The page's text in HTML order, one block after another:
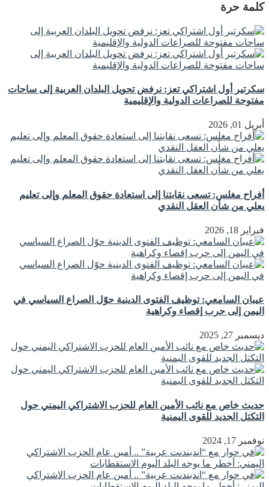
كلمة حرة
سكرتير أول اشتراكي تعز: نرفض تحويل البلدان العربية إلى ساحات
مفتوحة للصراعات الدولية والإقليمية
أبريل 01, 2026
أفراح مغلس: تسعى نقابتنا إلى استعادة حقوق المعلم وإلى تعليم
يعلي من شأن العقل النقدي
فبراير 18, 2026
عيبان السامعي: توظيف الفتوى الدينية حوّل الصراع السياسي في
اليمن إلى حرب إقصاء وكراهية
ديسمبر 27, 2025
حديث خاص مع نائب الأمين العام للحزب الاشتراكي اليمني حول
التكتل الجديد للقوى اليمنية
نوفمبر 17, 2024